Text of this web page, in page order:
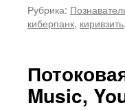
Рубрика:
киберпанк, киривзить,
Music,